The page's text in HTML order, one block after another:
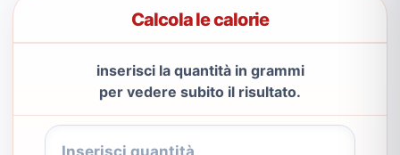
Calcola le calorie
inserisci la quantità in grammi
per vedere subito il risultato.